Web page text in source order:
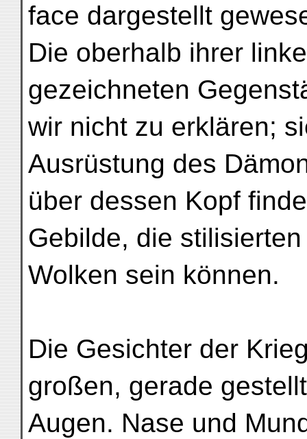
face dargestellt
Die oberhalb ihrer
gezeichneten
wir nicht zu erklären;
Ausrüstung des
über dessen Kopf
Gebilde, die
Wolken sein können.
Die Gesichter der
großen, gerade
Augen. Nase und